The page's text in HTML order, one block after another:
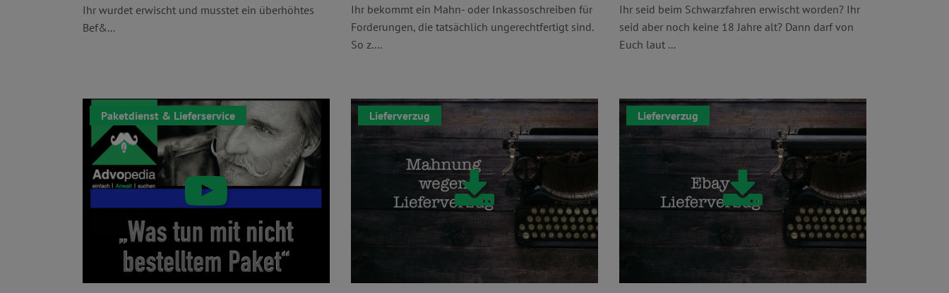
Ihr wurdet erwischt und musstet ein überhöhtes
Bef&...
Ihr bekommt ein Mahn- oder Inkassoschreiben für
Forderungen, die tatsächlich ungerechtfertigt sind.
So z....
Ihr seid beim Schwarzfahren erwischt worden? Ihr
seid aber noch keine 18 Jahre alt? Dann darf von
Euch laut ...
Paketdienst & Lieferservice Lieferverzug Lieferverzug